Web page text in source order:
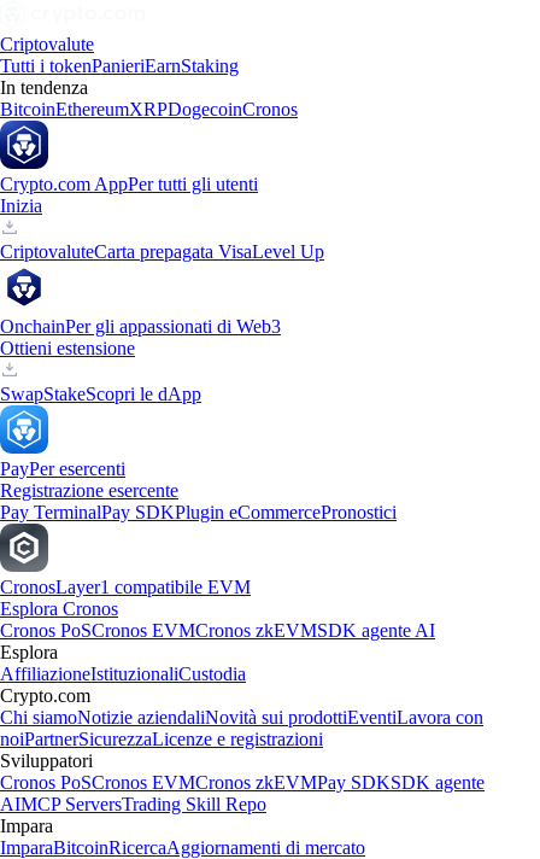
Criptovalute
Tutti i tokenPanieriEarnStaking
In tendenza
BitcoinEthereumXRPDogecoinCronos
Crypto.com AppPer tutti gli utenti
Inizia
CriptovaluteCarta prepagata VisaLevel Up
OnchainPer gli appassionati di Web3
Ottieni estensione
SwapStakeScopri le dApp
PayPer esercenti
Registrazione esercente
Pay TerminalPay SDKPlugin eCommercePronostici
CronosLayer1 compatibile EVM
Esplora Cronos
Cronos PoSCronos EVMCronos zkEVMSDK agente AI
Esplora
AffiliazioneIstituzionaliCustodia
Crypto.com
Chi siamoNotizie aziendaliNovità sui prodottiEventiLavora con
noiPartnerSicurezzaLicenze e registrazioni
Sviluppatori
Cronos PoSCronos EVMCronos zkEVMPay SDKSDK agente
AIMCP ServersTrading Skill Repo
Impara
ImparaBitcoinRicercaAggiornamenti di mercato